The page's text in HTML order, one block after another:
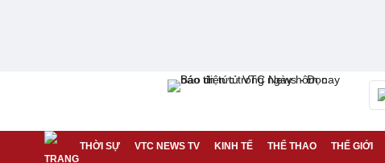
THỜI SỰ VTC NEWS TV KINH TẾ THỂ THAO THẾ GIỚI